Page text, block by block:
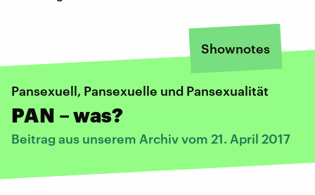
Shownotes
Pansexuell, Pansexuelle und Pansexualität
PAN – was?
Beitrag aus unserem Archiv vom 21. April 2017